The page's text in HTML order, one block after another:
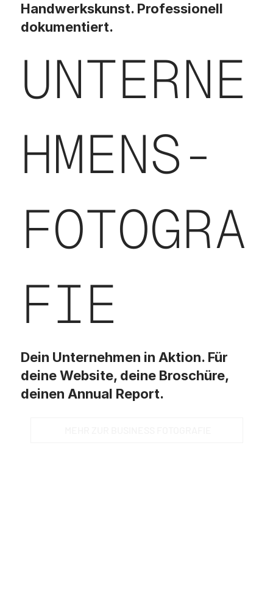
Handwerkskunst. Professionell
dokumentiert.
UNTERNE
HMENS-
FOTOGRA
FIE
Dein Unternehmen in Aktion. Für
deine Website, deine Broschüre,
deinen Annual Report.